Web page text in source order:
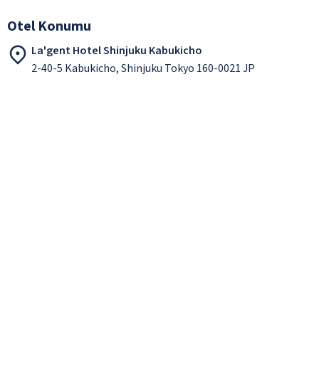
Otel Konumu
La'gent Hotel Shinjuku Kabukicho
2-40-5 Kabukicho, Shinjuku Tokyo 160-0021 JP